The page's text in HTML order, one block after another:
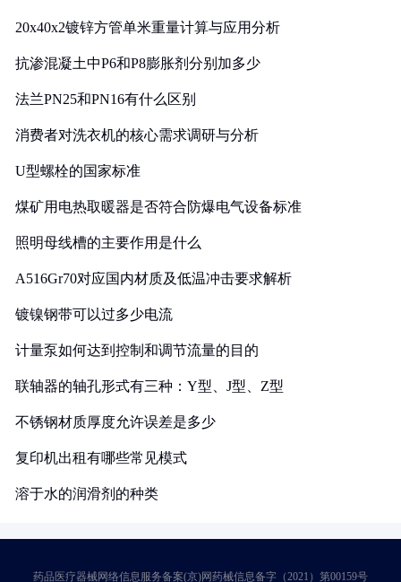
20x40x2镀锌方管单米重量计算与应用分析
抗渗混凝土中P6和P8膨胀剂分别加多少
法兰PN25和PN16有什么区别
消费者对洗衣机的核心需求调研与分析
U型螺栓的国家标准
煤矿用电热取暖器是否符合防爆电气设备标准
照明母线槽的主要作用是什么
A516Gr70对应国内材质及低温冲击要求解析
镀镍钢带可以过多少电流
计量泵如何达到控制和调节流量的目的
联轴器的轴孔形式有三种：Y型、J型、Z型
不锈钢材质厚度允许误差是多少
复印机出租有哪些常见模式
溶于水的润滑剂的种类
药品医疗器械网络信息服务备案(京)网药械信息备字（2021）第00159号